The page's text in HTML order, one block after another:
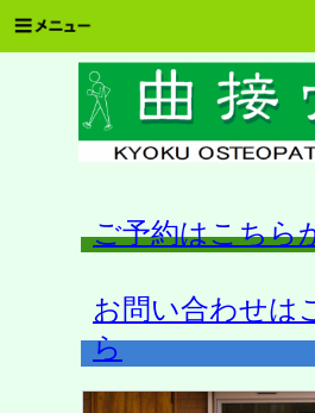
ご予約はこちら
お問い合わせは
ら